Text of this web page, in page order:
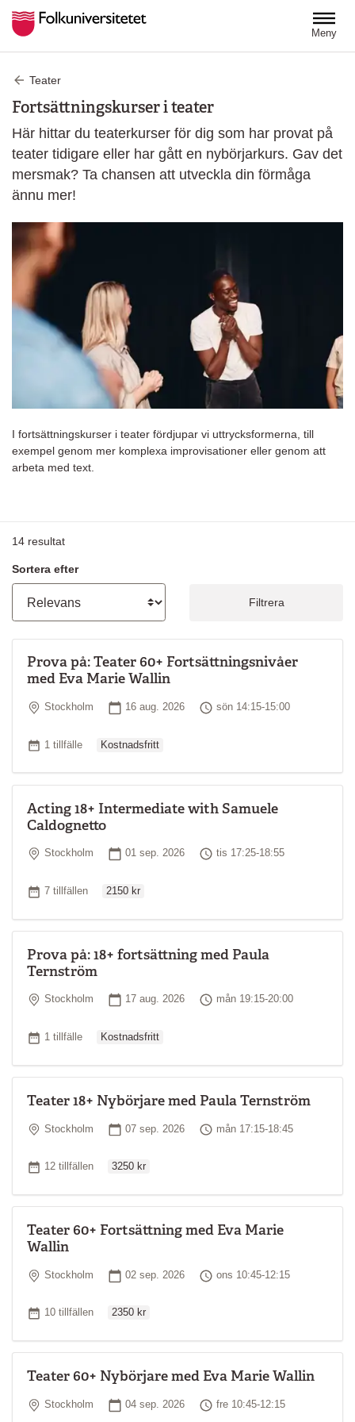
Meny
Teater
Fortsättningskurser i teater
Här hittar du teaterkurser för dig som har provat på
teater tidigare eller har gått en nybörjarkurs. Gav det
mersmak? Ta chansen att utveckla din förmåga
ännu mer!
I fortsättningskurser i teater fördjupar vi uttrycksformerna, till
exempel genom mer komplexa improvisationer eller genom att
arbeta med text.
14 resultat
Sortera efter
Filtrera
Prova på: Teater 60+ Fortsättningsnivåer
med Eva Marie Wallin
Plats
Stockholm Startdatum
16 aug. 2026 Tid
sön 14:15-15:00
Antal tillfällen
1 tillfälle Kostnadsfritt
Acting 18+ Intermediate with Samuele
Caldognetto
Plats
Stockholm Startdatum
01 sep. 2026 Tid
tis 17:25-18:55
Antal tillfällen
7 tillfällen 2150 kr
Prova på: 18+ fortsättning med Paula
Ternström
Plats
Stockholm Startdatum
17 aug. 2026 Tid
mån 19:15-20:00
Antal tillfällen
1 tillfälle Kostnadsfritt
Teater 18+ Nybörjare med Paula Ternström
Plats
Stockholm Startdatum
07 sep. 2026 Tid
mån 17:15-18:45
Antal tillfällen
12 tillfällen 3250 kr
Teater 60+ Fortsättning med Eva Marie
Wallin
Plats
Stockholm Startdatum
02 sep. 2026 Tid
ons 10:45-12:15
Antal tillfällen
10 tillfällen 2350 kr
Teater 60+ Nybörjare med Eva Marie Wallin
Plats
Stockholm Startdatum
04 sep. 2026 Tid
fre 10:45-12:15